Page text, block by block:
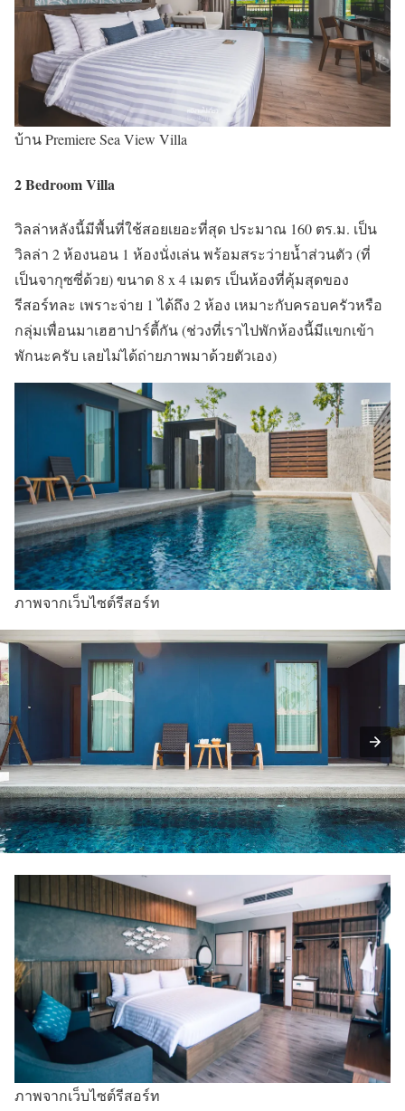
บ้าน Premiere Sea View Villa
2 Bedroom Villa
วิลล่าหลังนี้มีพื้นที่ใช้สอยเยอะที่สุด ประมาณ 160 ตร.ม. เป็น
วิลล่า 2 ห้องนอน 1 ห้องนั่งเล่น พร้อมสระว่ายน้ำส่วนตัว (ที่
เป็นจากุซซี่ด้วย) ขนาด 8 x 4 เมตร เป็นห้องที่คุ้มสุดของ
รีสอร์ทละ เพราะจ่าย 1 ได้ถึง 2 ห้อง เหมาะกับครอบครัวหรือ
กลุ่มเพื่อนมาเฮฮาปาร์ตี้กัน (ช่วงที่เราไปพักห้องนี้มีแขกเข้า
พักนะครับ เลยไม่ได้ถ่ายภาพมาด้วยตัวเอง)
ภาพจากเว็บไซต์รีสอร์ท
ภาพจากเว็บไซต์รีสอร์ท